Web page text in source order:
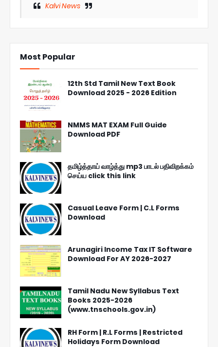
Kalvi News
Most Popular
12th Std Tamil New Text Book
Download 2025 - 2026 Edition
NMMS MAT EXAM Full Guide
Download PDF
தமிழ்த்தாய் வாழ்த்து mp3 பாடல் பதிவிறக்கம்
செய்ய click this link
Casual Leave Form | C.L Forms
Download
Arunagiri Income Tax IT Software
Download For AY 2026-2027
Tamil Nadu New Syllabus Text
Books 2025-2026
(www.tnschools.gov.in)
RH Form | R.L Forms | Restricted
Holidays Form Download